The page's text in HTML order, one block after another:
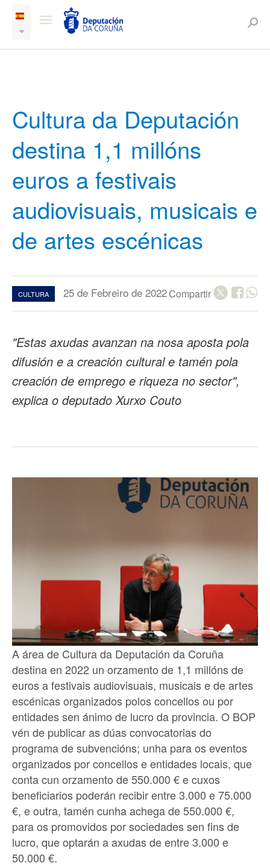
Cultura da Deputación
destina 1,1 millóns
euros a festivais
audiovisuais, musicais e
de artes escénicas
CULTURA 25 de Febreiro de 2022Compartir
"Estas axudas avanzan na nosa aposta pola
difusión e a creación cultural e tamén pola
creación de emprego e riqueza no sector",
explica o deputado Xurxo Couto
A área de Cultura da Deputación da Coruña
destina en 2022 un orzamento de 1,1 millóns de
euros a festivais audiovisuais, musicais e de artes
escénicas organizados polos concellos ou por
entidades sen ánimo de lucro da provincia. O BOP
vén de publicar as dúas convocatorias do
programa de subvencións; unha para os eventos
organizados por concellos e entidades locais, que
conta cun orzamento de 550.000 € e cuxos
beneficiarios poderán recibir entre 3.000 e 75.000
€, e outra, tamén cunha achega de 550.000 €,
para os promovidos por sociedades sen fins de
lucro, que optarán a axudas de entre 3.000 e
50.000 €.